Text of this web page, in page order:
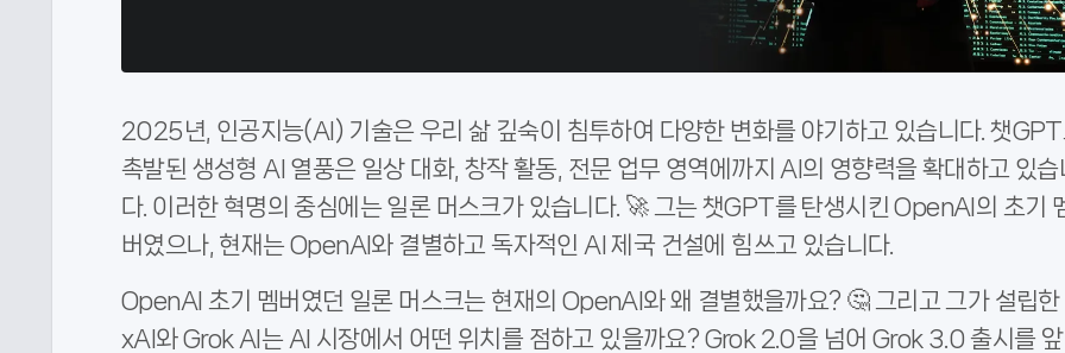
2025년, 인공지능(AI) 기술은 우리 삶 깊숙이 침투하여 다양한 변화를 야기하고 있습니다. 챗
촉발된 생성형 AI 열풍은 일상 대화, 창작 활동, 전문 업무 영역에까지 AI의 영향력을 확대하고 있습
다. 이러한 혁명의 중심에는 일론 머스크가 있습니다. 🚀 그는 챗GPT를 탄생시킨 OpenAI의 초기
버였으나, 현재는 OpenAI와 결별하고 독자적인 AI 제국 건설에 힘쓰고 있습니다.
OpenAI 초기 멤버였던 일론 머스크는 현재의 OpenAI와 왜 결별했을까요? 🤔 그리고 그가 설립한
xAI와 Grok AI는 AI 시장에서 어떤 위치를 점하고 있을까요? Grok 2.0을 넘어 Grok 3.0 출시를 앞